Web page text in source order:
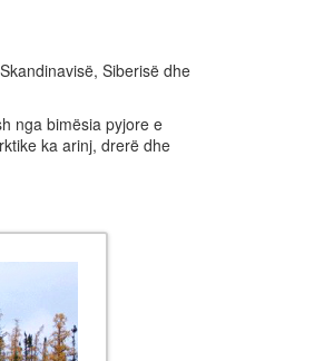
Siberisë dhe
nga bimësia pyjore e
ka arinj, drerë dhe